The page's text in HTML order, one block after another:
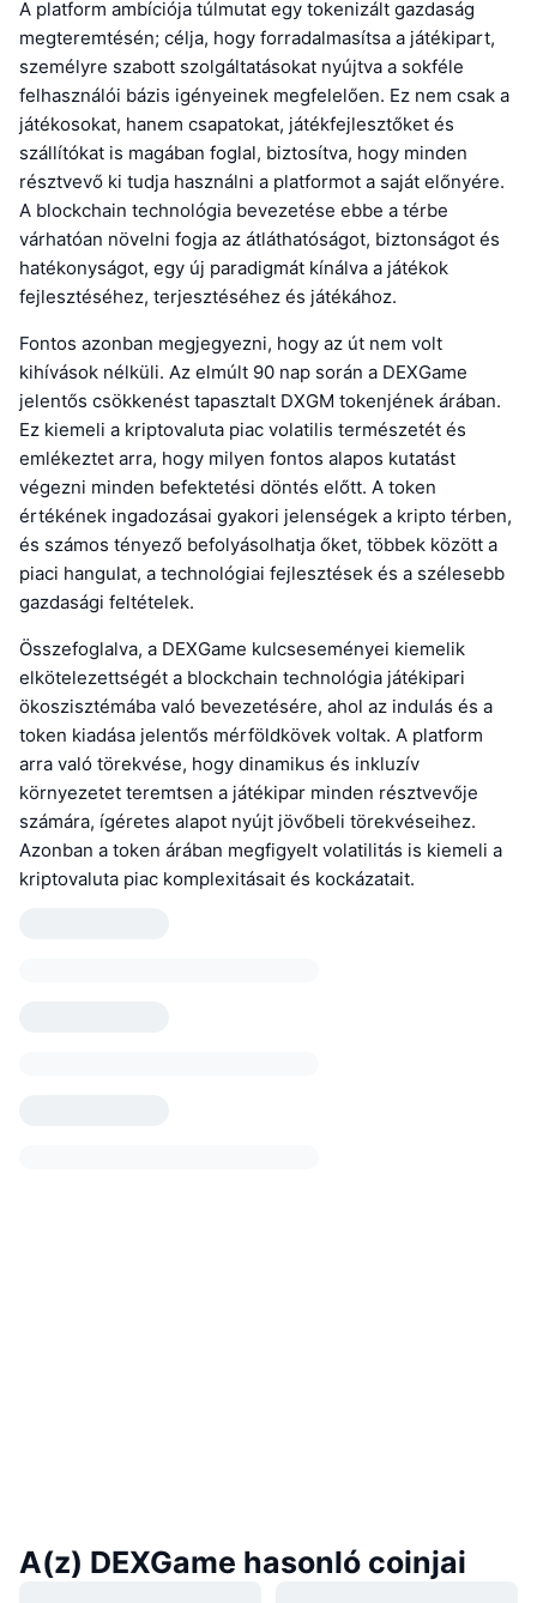
A platform ambíciója túlmutat egy tokenizált gazdaság
megteremtésén; célja, hogy forradalmasítsa a játékipart,
személyre szabott szolgáltatásokat nyújtva a sokféle
felhasználói bázis igényeinek megfelelően. Ez nem csak a
játékosokat, hanem csapatokat, játékfejlesztőket és
szállítókat is magában foglal, biztosítva, hogy minden
résztvevő ki tudja használni a platformot a saját előnyére.
A blockchain technológia bevezetése ebbe a térbe
várhatóan növelni fogja az átláthatóságot, biztonságot és
hatékonyságot, egy új paradigmát kínálva a játékok
fejlesztéséhez, terjesztéséhez és játékához.
Fontos azonban megjegyezni, hogy az út nem volt
kihívások nélküli. Az elmúlt 90 nap során a DEXGame
jelentős csökkenést tapasztalt DXGM tokenjének árában.
Ez kiemeli a kriptovaluta piac volatilis természetét és
emlékeztet arra, hogy milyen fontos alapos kutatást
végezni minden befektetési döntés előtt. A token
értékének ingadozásai gyakori jelenségek a kripto térben,
és számos tényező befolyásolhatja őket, többek között a
piaci hangulat, a technológiai fejlesztések és a szélesebb
gazdasági feltételek.
Összefoglalva, a DEXGame kulcseseményei kiemelik
elkötelezettségét a blockchain technológia játékipari
ökoszisztémába való bevezetésére, ahol az indulás és a
token kiadása jelentős mérföldkövek voltak. A platform
arra való törekvése, hogy dinamikus és inkluzív
környezetet teremtsen a játékipar minden résztvevője
számára, ígéretes alapot nyújt jövőbeli törekvéseihez.
Azonban a token árában megfigyelt volatilitás is kiemeli a
kriptovaluta piac komplexitásait és kockázatait.
A(z) DEXGame hasonló coinjai